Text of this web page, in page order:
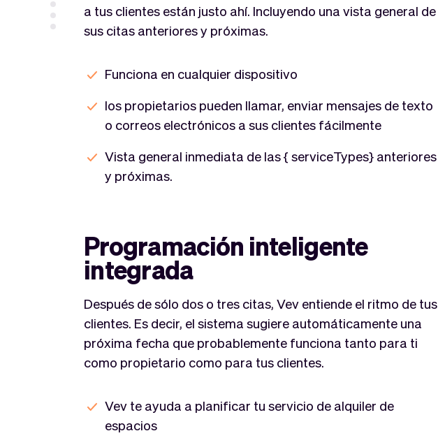
a tus clientes están justo ahí. Incluyendo una vista general de
sus citas anteriores y próximas.
Funciona en cualquier dispositivo
los propietarios pueden llamar, enviar mensajes de texto
o correos electrónicos a sus clientes fácilmente
Vista general inmediata de las { serviceTypes} anteriores
y próximas.
Programación inteligente
integrada
Después de sólo dos o tres citas, Vev entiende el ritmo de tus
clientes. Es decir, el sistema sugiere automáticamente una
próxima fecha que probablemente funciona tanto para ti
como propietario como para tus clientes.
Vev te ayuda a planificar tu servicio de alquiler de
espacios